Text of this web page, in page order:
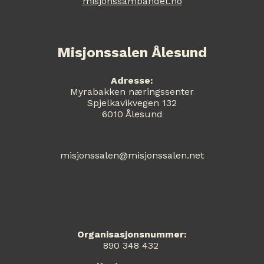
Misjonssalen Ålesund
Adresse:
Myrabakken næringssenter
Spjelkavikvegen 132
6010 Ålesund
misjonssalen@misjonssalen.net
Organisasjonsnummer:
890 348 432